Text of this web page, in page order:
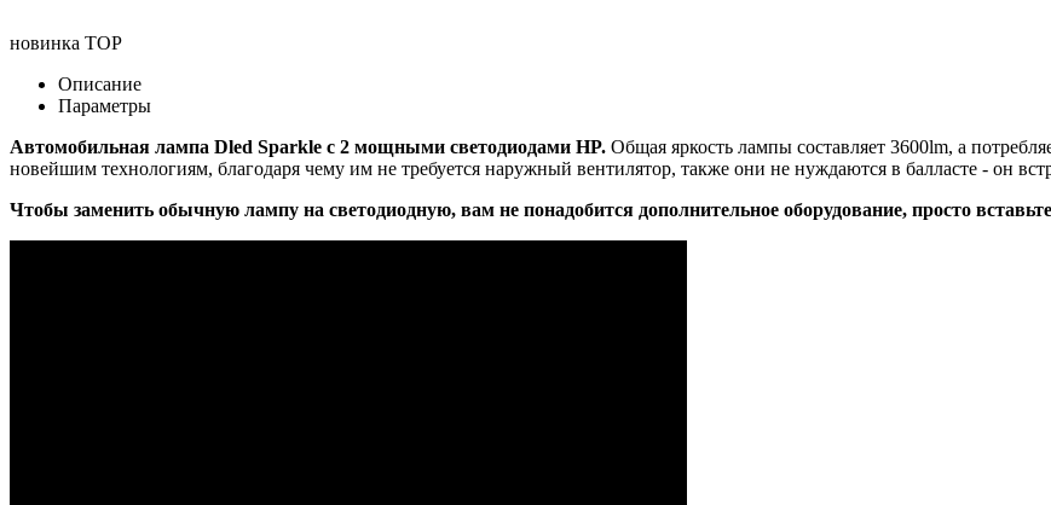
новинка TOP
Описание
Параметры
Автомобильная лампа Dled Sparkle с 2 мощными светодиодами HP. Общая яркость лампы составляет 3600lm, а
новейшим технологиям, благодаря чему им не требуется наружный вентилятор, также они не нуждаются в балласте - он
Чтобы заменить обычную лампу на светодиодную, вам не понадобится дополнительное оборудование, просто